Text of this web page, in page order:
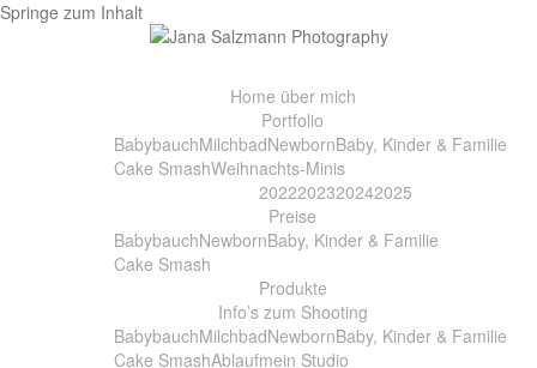
Springe zum Inhalt
Home über mich
Portfolio
BabybauchMilchbadNewbornBaby, Kinder & Familie
Cake SmashWeihnachts-Minis
2022202320242025
Preise
BabybauchNewbornBaby, Kinder & Familie
Cake Smash
Produkte
Info’s zum Shooting
BabybauchMilchbadNewbornBaby, Kinder & Familie
Cake SmashAblaufmein Studio